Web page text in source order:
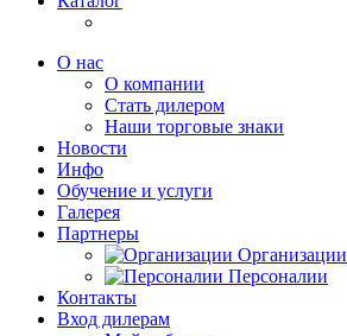
О нас
О компании
Стать дилером
Наши торговые знаки
Новости
Инфо
Обучение и услуги
Галерея
Партнеры
Организации
Персоналии
Контакты
Вход дилерам